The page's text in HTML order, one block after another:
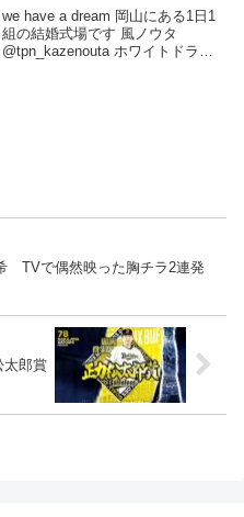
we have a dream 岡山にある1日1
組の結婚式場です 風ノウタ
@tpn_kazenouta ホワイトドラマ
TVで偶然映った胸チラ2連発
太郎賞